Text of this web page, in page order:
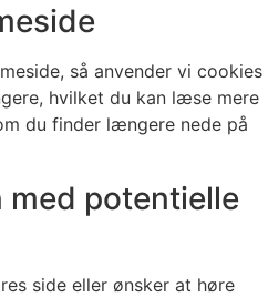
så anvender vi cookies
hvilket du kan læse mere
du finder længere nede på
med potentielle
side eller ønsker at høre